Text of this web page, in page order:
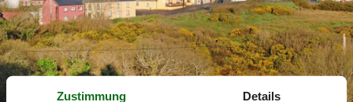
Zustimmung Details